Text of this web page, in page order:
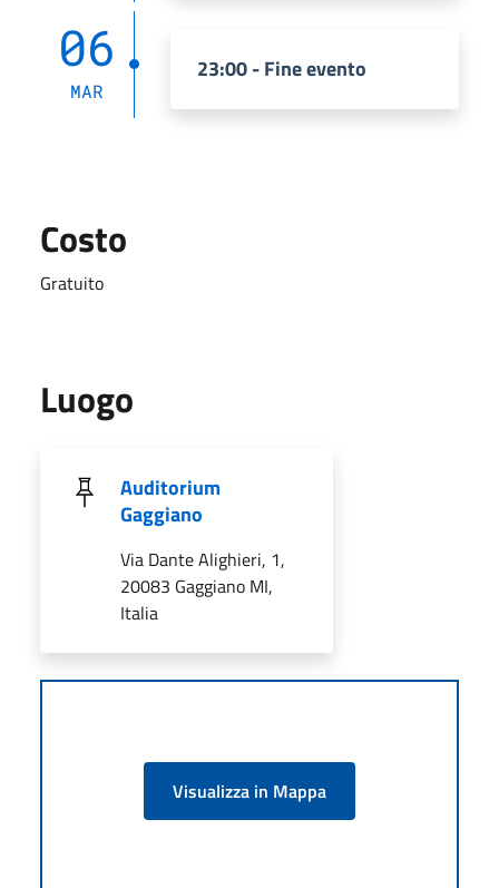
06
MAR
23:00 - Fine evento
Costo
Gratuito
Luogo
Auditorium
Gaggiano
Via Dante Alighieri, 1,
20083 Gaggiano MI,
Italia
Visualizza in Mappa